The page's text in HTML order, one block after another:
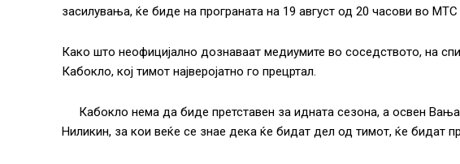
засилувања, ќе биде на програната на 19 август од 20 часови во МТС
Како што неофицијално дознаваат медиумите во соседството, на
Кабокло, кој тимот најверојатно го прецртал.
Кабокло нема да биде претставен за идната сезона, а освен
Ниликин, за кои веќе се знае дека ќе бидат дел од тимот, ќе бидат